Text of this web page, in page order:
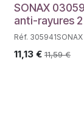
SONAX
anti-rayures 2
Réf.
11,13 € 11,59€